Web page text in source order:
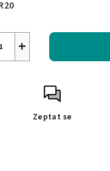
+
Zeptat se